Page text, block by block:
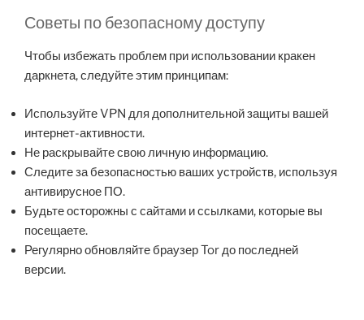
Советы по безопасному доступу
Чтобы избежать проблем при использовании кракен
даркнета, следуйте этим принципам:
Используйте VPN для дополнительной защиты вашей
интернет-активности.
Не раскрывайте свою личную информацию.
Следите за безопасностью ваших устройств, используя
антивирусное ПО.
Будьте осторожны с сайтами и ссылками, которые вы
посещаете.
Регулярно обновляйте браузер Tor до последней
версии.